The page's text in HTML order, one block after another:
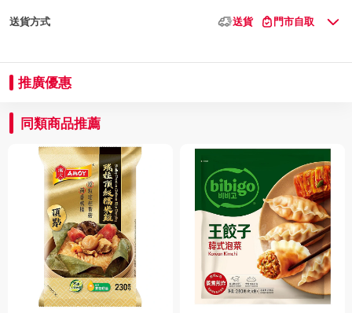
送貨方式 送貨 門市自取
推廣優惠
同類商品推薦